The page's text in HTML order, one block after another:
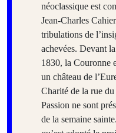
néoclassique est
Jean-Charles
tribulations de
achevées. Devant
1830, la Couronne
un château de
Charité de la rue
Passion ne sont
de la semaine